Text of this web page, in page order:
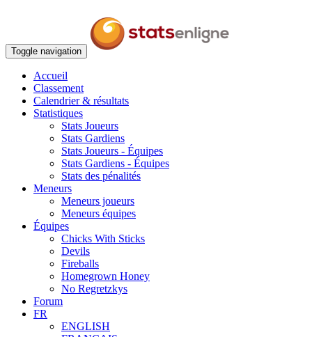
Toggle navigation
Accueil
Classement
Calendrier & résultats
Statistiques
Stats Joueurs
Stats Gardiens
Stats Joueurs - Équipes
Stats Gardiens - Équipes
Stats des pénalités
Meneurs
Meneurs joueurs
Meneurs équipes
Équipes
Chicks With Sticks
Devils
Fireballs
Homegrown Honey
No Regretzkys
Forum
FR
ENGLISH